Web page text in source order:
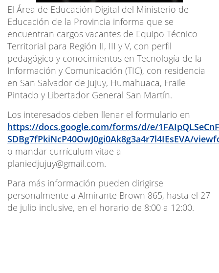
El Área de Educación Digital del Ministerio de
Educación de la Provincia informa que se
encuentran cargos vacantes de Equipo Técnico
Territorial para Región II, III y V, con perfil
pedagógico y conocimientos en Tecnología de la
Información y Comunicación (TIC), con residencia
en San Salvador de Jujuy, Humahuaca, Fraile
Pintado y Libertador General San Martín.
Los interesados deben llenar el formulario en
https://docs.google.com/forms/d/e/
SDBg7fPkiNcP40OwJ0gi0Ak8g3a4r7l4IEsEVA/
o mandar currículum vitae a
planiedjujuy@gmail.com.
Para más información pueden dirigirse
personalmente a Almirante Brown 865, hasta el 27
de julio inclusive, en el horario de 8:00 a 12:00.